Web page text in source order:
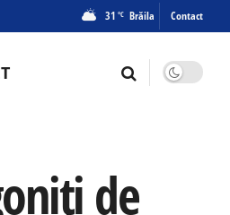
31 °C Brăila Contact
de